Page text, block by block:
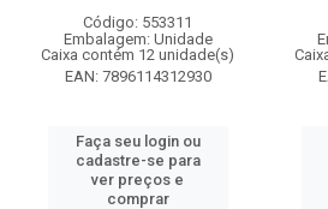
Código: 553311
Embalagem: Unidade
Caixa contém 12 unidade(s)
EAN: 7896114312930
Faça seu login ou
cadastre-se para
ver preços e
comprar